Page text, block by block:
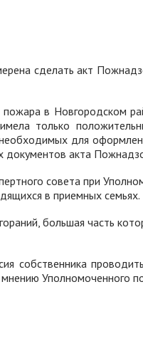
сделать акт
в Новгородском
только
для
документов акта
совета при
в приемных семьях.
большая часть
Уполномоченного